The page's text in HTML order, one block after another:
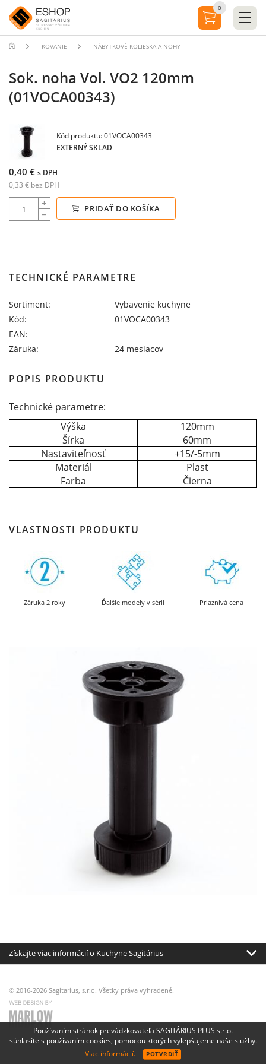
KOVANIE NÁBYTKOVÉ KOLIESKA A NOHY
Sok. noha Vol. VO2 120mm
(01VOCA00343)
Kód produktu: 01VOCA00343
EXTERNÝ SKLAD
0,40 € s DPH
0,33 € bez DPH
PRIDAŤ DO KOŠÍKA
TECHNICKÉ PARAMETRE
Sortiment:
Vybavenie kuchyne
Kód:
01VOCA00343
EAN:
Záruka:
24 mesiacov
POPIS PRODUKTU
Technické parametre:
Výška
120mm
Šírka
60mm
Nastaviteľnosť
+15/-5mm
Materiál
Plast
Farba
Čierna
VLASTNOSTI PRODUKTU
Záruka 2 roky Ďalšie modely v sérii Priaznivá cena
Získajte viac informácií o Kuchyne Sagitárius
© 2016-2026 Sagitarius, s.r.o. Všetky práva vyhradené.
0
Používaním stránok prevádzkovateľa SAGITÁRIUS PLUS s.r.o.
súhlasíte s používaním cookies, pomocou ktorých vylepšujeme naše služby.
Viac informácií.
POTVRDIŤ